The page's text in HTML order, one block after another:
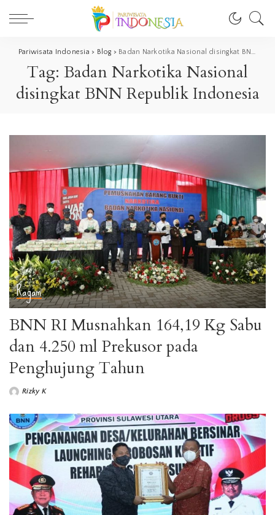
Pariwisata Indonesia > Blog > Badan Narkotika Nasional disingkat BNN Republik Indonesia
Tag: Badan Narkotika Nasional
disingkat BNN Republik Indonesia
Ragam
BNN RI Musnahkan 164,19 Kg Sabu
dan 4.250 ml Prekusor pada
Penghujung Tahun
Rizky K